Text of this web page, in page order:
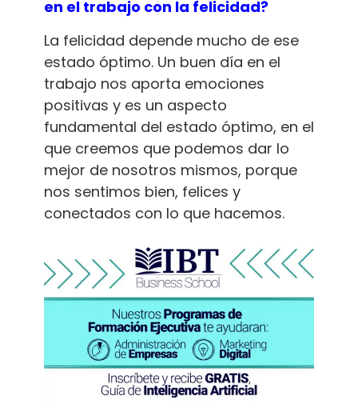
en el trabajo con la felicidad?
La felicidad depende mucho de ese
estado óptimo. Un buen día en el
trabajo nos aporta emociones
positivas y es un aspecto
fundamental del estado óptimo, en el
que creemos que podemos dar lo
mejor de nosotros mismos, porque
nos sentimos bien, felices y
conectados con lo que hacemos.